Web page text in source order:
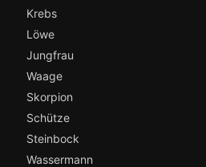
Krebs
Löwe
Jungfrau
Waage
Skorpion
Schütze
Steinbock
Wassermann